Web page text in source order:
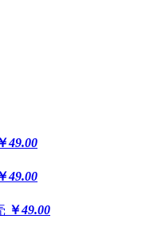
49.00
49.00
￥49.00